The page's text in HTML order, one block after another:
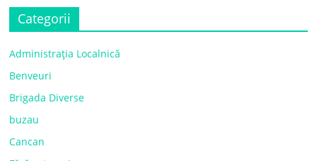
Categorii
Administrația Localnică
Benveuri
Brigada Diverse
buzau
Cancan